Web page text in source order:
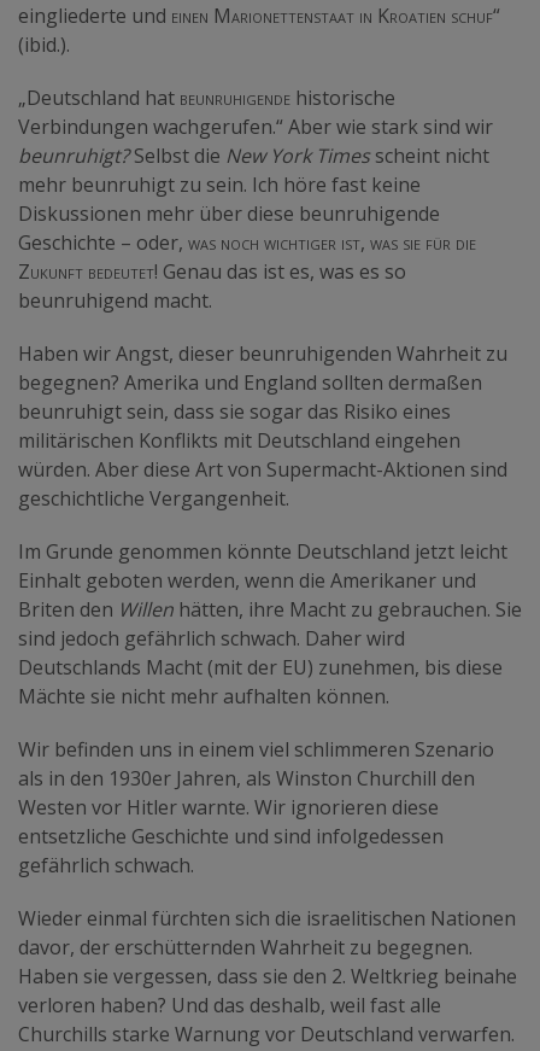
eingliederte und einen Marionettenstaat in Kroatien schuf“
(ibid.).
„Deutschland hat beunruhigende historische
Verbindungen wachgerufen.“ Aber wie stark sind wir
beunruhigt?Selbst die New York Timesscheint nicht
mehr beunruhigt zu sein. Ich höre fast keine
Diskussionen mehr über diese beunruhigende
Geschichte – oder, was noch wichtiger ist, was sie für die
Zukunft bedeutet! Genau das ist es, was es so
beunruhigend macht.
Haben wir Angst, dieser beunruhigenden Wahrheit zu
begegnen? Amerika und England sollten dermaßen
beunruhigt sein, dass sie sogar das Risiko eines
militärischen Konflikts mit Deutschland eingehen
würden. Aber diese Art von Supermacht-Aktionen sind
geschichtliche Vergangenheit.
Im Grunde genommen könnte Deutschland jetzt leicht
Einhalt geboten werden, wenn die Amerikaner und
Briten den Willen hätten, ihre Macht zu gebrauchen. Sie
sind jedoch gefährlich schwach. Daher wird
Deutschlands Macht (mit der EU) zunehmen, bis diese
Mächte sie nicht mehr aufhalten können.
Wir befinden uns in einem viel schlimmeren Szenario
als in den 1930er Jahren, als Winston Churchill den
Westen vor Hitler warnte. Wir ignorieren diese
entsetzliche Geschichte und sind infolgedessen
gefährlich schwach.
Wieder einmal fürchten sich die israelitischen Nationen
davor, der erschütternden Wahrheit zu begegnen.
Haben sie vergessen, dass sie den 2. Weltkrieg beinahe
verloren haben? Und das deshalb, weil fast alle
Churchills starke Warnung vor Deutschland verwarfen.